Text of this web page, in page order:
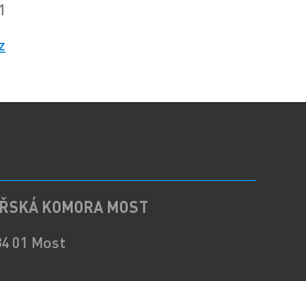
KOMORA MOST
01 Most